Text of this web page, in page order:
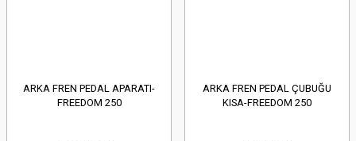
ARKA FREN PEDAL APARATI-
FREEDOM 250
ARKA FREN PEDAL ÇUBUĞU
KISA-FREEDOM 250